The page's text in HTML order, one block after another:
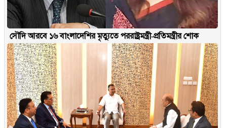
সৌদি আরবে ১৬ বাংলাদেশির মৃত্যুতে পররাষ্ট্রমন্ত্রী-প্রতিমন্ত্রীর শোক